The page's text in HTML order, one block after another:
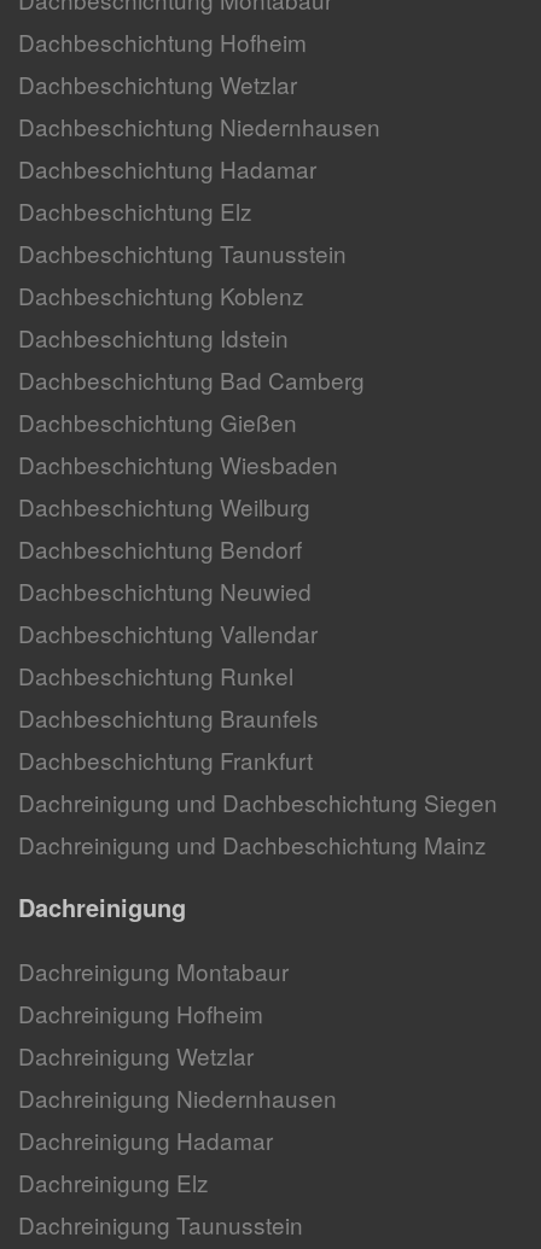
Dachbeschichtung Hofheim
Dachbeschichtung Wetzlar
Dachbeschichtung Niedernhausen
Dachbeschichtung Hadamar
Dachbeschichtung Elz
Dachbeschichtung Taunusstein
Dachbeschichtung Koblenz
Dachbeschichtung Idstein
Dachbeschichtung Bad Camberg
Dachbeschichtung Gießen
Dachbeschichtung Wiesbaden
Dachbeschichtung Weilburg
Dachbeschichtung Bendorf
Dachbeschichtung Neuwied
Dachbeschichtung Vallendar
Dachbeschichtung Runkel
Dachbeschichtung Braunfels
Dachbeschichtung Frankfurt
Dachreinigung und Dachbeschichtung Siegen
Dachreinigung und Dachbeschichtung Mainz
Dachreinigung
Dachreinigung Montabaur
Dachreinigung Hofheim
Dachreinigung Wetzlar
Dachreinigung Niedernhausen
Dachreinigung Hadamar
Dachreinigung Elz
Dachreinigung Taunusstein